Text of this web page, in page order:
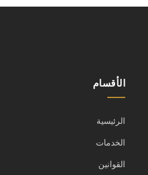
الأقسام
الرئيسية
الخدمات
القوانين